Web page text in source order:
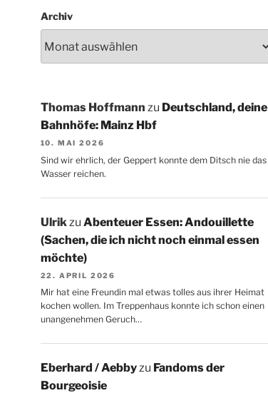
Archiv
Thomas Hoffmann zu Deutschland, deine
Bahnhöfe: Mainz Hbf
10. MAI 2026
Sind wir ehrlich, der Geppert konnte dem Ditsch nie das
Wasser reichen.
Ulrikzu Abenteuer Essen: Andouillette
(Sachen, die ich nicht noch einmal essen
möchte)
22. APRIL 2026
Mir hat eine Freundin mal etwas tolles aus ihrer Heimat
kochen wollen. Im Treppenhaus konnte ich schon einen
unangenehmen Geruch…
Eberhard / Aebbyzu Fandoms der
Bourgeoisie